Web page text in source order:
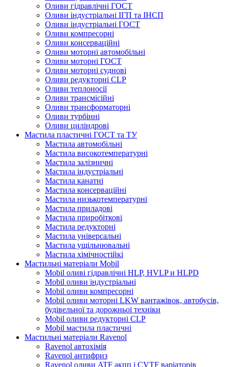
Оливи гідравлічні ГОСТ
Оливи індустріальні ІГП та ІНСП
Оливи індустріальні ГОСТ
Оливи компресорні
Оливи консерваційні
Оливи моторні автомобільні
Оливи моторні ГОСТ
Оливи моторні суднові
Оливи редукторні CLP
Оливи теплоносії
Оливи трансмісійні
Оливи трансформаторні
Оливи турбінні
Оливи циліндрові
Мастила пластичні ГОСТ та ТУ
Мастила автомобільні
Мастила високотемпературні
Мастила залізничні
Мастила індустріальні
Мастила канатні
Мастила консерваційні
Мастила низькотемпературні
Мастила приладові
Мастила приробіткові
Мастила редукторні
Мастила універсальні
Мастила ущільнювальні
Мастила хімічностійкі
Мастильні матеріали Mobil
Mobil оливі гідравлічні HLP, HVLP и HLPD
Mobil оливи індустріальні
Mobil оливи компресорні
Mobil оливи моторні LKW вантажівок, автобусів,
будівельної та дорожньої техніки
Mobil оливи редукторні CLP
Mobil мастила пластичні
Мастильні матеріали Ravenol
Ravenol автохімія
Ravenol антифриз
Ravenol оливи ATF акпп і CVTF варіаторів